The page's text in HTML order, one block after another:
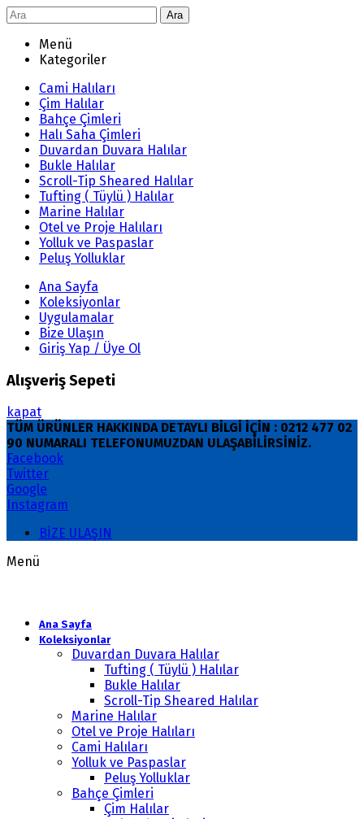
Ara
Menü
Kategoriler
Cami Halıları
Çim Halılar
Bahçe Çimleri
Halı Saha Çimleri
Duvardan Duvara Halılar
Bukle Halılar
Scroll-Tip Sheared Halılar
Tufting ( Tüylü ) Halılar
Marine Halılar
Otel ve Proje Halıları
Yolluk ve Paspaslar
Peluş Yolluklar
Ana Sayfa
Koleksiyonlar
Uygulamalar
Bize Ulaşın
Giriş Yap / Üye Ol
Alışveriş Sepeti
kapat
TÜM ÜRÜNLER HAKKINDA DETAYLI BİLGİ İÇİN : 0212 477 02
90 NUMARALI TELEFONUMUZDAN ULAŞABİLİRSİNİZ.
Facebook
Twitter
Google
Instagram
BİZE ULAŞIN
Menü
Ana Sayfa
Koleksiyonlar
Duvardan Duvara Halılar
Tufting ( Tüylü ) Halılar
Bukle Halılar
Scroll-Tip Sheared Halılar
Marine Halılar
Otel ve Proje Halıları
Cami Halıları
Yolluk ve Paspaslar
Peluş Yolluklar
Bahçe Çimleri
Çim Halılar